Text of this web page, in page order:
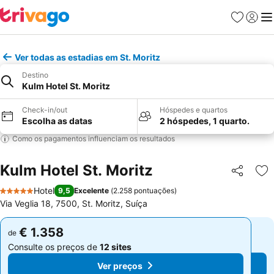
Favoritos
Iniciar
Ver todas as estadias em St. Moritz
Destino
Kulm Hotel St. Moritz
Check-in/out
Escolha as datas
Hóspedes e quartos
2 hóspedes, 1 quarto.
Como os pagamentos influenciam os resultados
Kulm Hotel St. Moritz Partilhar
5 Estrelas
Hotel 9,5 Excelente (2.258 pontuações)
Via Veglia 18, 7500, St. Moritz, Suíça
de € 1.358
Consulte os preços de 12 sites
Ver preços
de € 1.358
Consulte os preços de 12 sites
Ver preços